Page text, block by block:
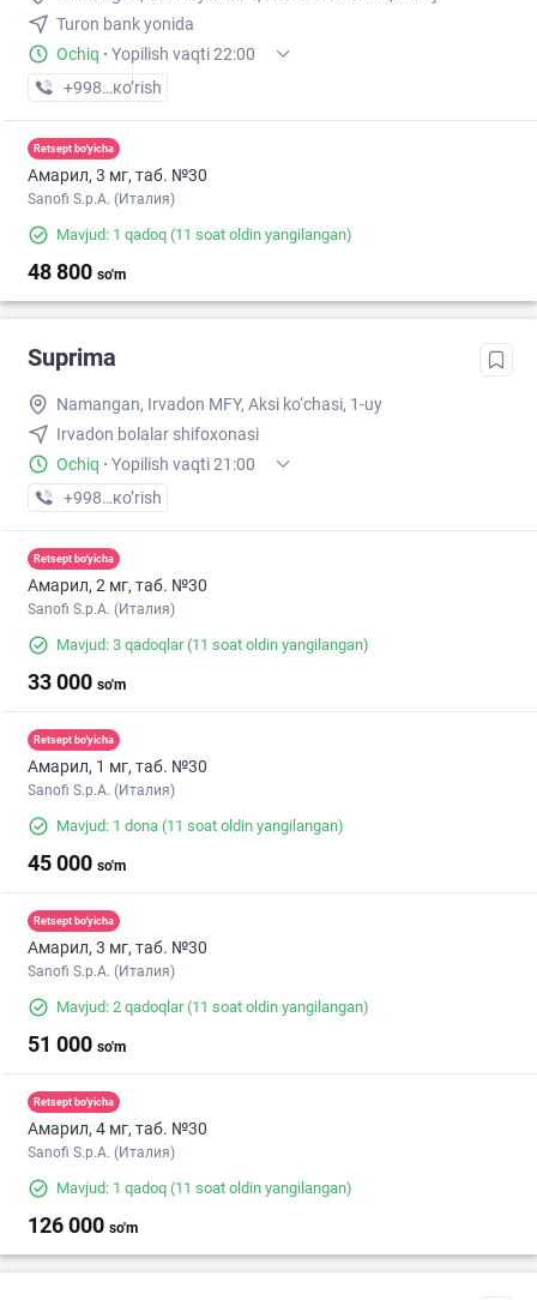
Turon bank yonida
Ochiq · Yopilish vaqti 22:00
+998 (91) XXX-XX-XX
кo’rish
Retsept bo'yicha
Амарил, 3 мг, таб. №30
Sanofi S.p.A. (Италия)
Mavjud: 1 qadoq (11 soat oldin yangilangan)
48 800 so'm
Suprima
Namangan, Irvadon MFY, Aksi ko‘chasi, 1-uy
Irvadon bolalar shifoxonasi
Ochiq · Yopilish vaqti 21:00
+998 (95) XXX-XX-XX
кo’rish
Retsept bo'yicha
Амарил, 2 мг, таб. №30
Sanofi S.p.A. (Италия)
Mavjud: 3 qadoqlar(11 soat oldin yangilangan)
33 000 so'm
Retsept bo'yicha
Амарил, 1 мг, таб. №30
Sanofi S.p.A. (Италия)
Mavjud: 1 dona (11 soat oldin yangilangan)
45 000 so'm
Retsept bo'yicha
Амарил, 3 мг, таб. №30
Sanofi S.p.A. (Италия)
Mavjud: 2 qadoqlar(11 soat oldin yangilangan)
51 000 so'm
Retsept bo'yicha
Амарил, 4 мг, таб. №30
Sanofi S.p.A. (Италия)
Mavjud: 1 qadoq (11 soat oldin yangilangan)
126 000 so'm